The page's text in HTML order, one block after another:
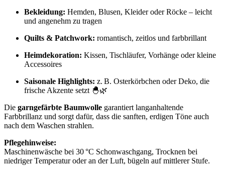
Bekleidung: Hemden, Blusen, Kleider oder Röcke – leicht
und angenehm zu tragen
Quilts & Patchwork: romantisch, zeitlos und farbbrillant
Heimdekoration: Kissen, Tischläufer, Vorhänge oder kleine
Accessoires
Saisonale Highlights: z. B. Osterkörbchen oder Deko, die
frische Akzente setzt 🐣🌿
Die garngefärbte Baumwolle garantiert langanhaltende
Farbbrillanz und sorgt dafür, dass die sanften, erdigen Töne auch
nach dem Waschen strahlen.
Pflegehinweise:
Maschinenwäsche bei 30 °C Schonwaschgang, Trocknen bei
niedriger Temperatur oder an der Luft, bügeln auf mittlerer Stufe.